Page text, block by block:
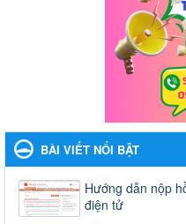
BÀI VIẾT NỔI BẬT
Hướng dẫn nộp
điện tử